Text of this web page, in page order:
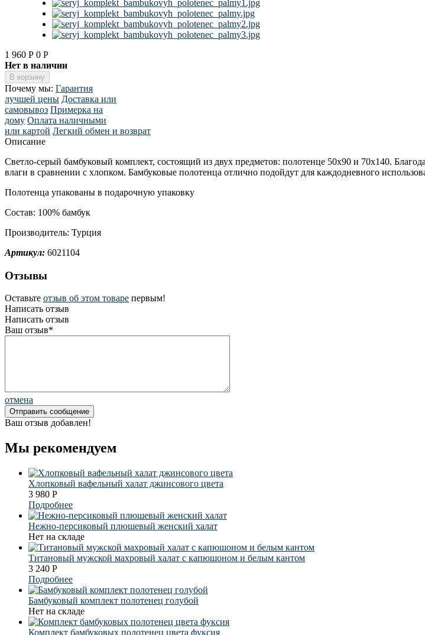
1 960 Р 0 Р
Нет в наличии
Почему мы: Гарантия
лучшей цены Доставка или
самовывоз Примерка на
дому Оплата наличными
или картой Легкий обмен и возврат
Описание
Светло-серый бамбуковый комплект, состоящий из двух предметов: полотенце 50x90 и 70x140.
влаги в сравнении с хлопком. Бамбуковые полотенца отлично подойдут для каждодневного
Полотенца упакованы в подарочную упаковку
Состав: 100% бамбук
Производитель: Турция
Артикул: 6021104
Отзывы
Оставьте отзыв об этом товаре первым!
Написать отзыв
Написать отзыв
Ваш отзыв*
отмена
Ваш отзыв добавлен!
Мы рекомендуем
Хлопковый вафельный халат джинсового цвета
3 980 Р
Подробнее
Нежно-персиковый плюшевый женский халат
Нет на складе
Титановый мужской махровый халат с капюшоном и белым кантом
3 240 Р
Подробнее
Бамбуковый комплект полотенец голубой
Нет на складе
Комплект бамбуковых полотенец цвета фуксия